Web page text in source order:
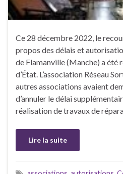
Ce 28 décembre 2022, le
propos des délais et
de Flamanville (Manche) a été
d’État. L’association Réseau
autres associations avaient
d’annuler le délai
réalisation de travaux de
Lire la suite